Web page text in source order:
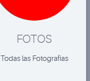
FOTOS
Todas las Fotografías